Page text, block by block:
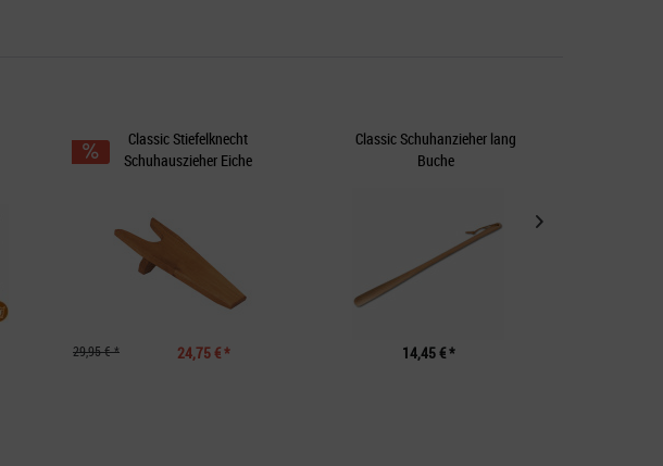
24,75 € *
29,95 € *
Classic Stiefelknecht
Schuhauszieher Eiche
14,45 € *
Classic Schuhanzieher lang
Buche